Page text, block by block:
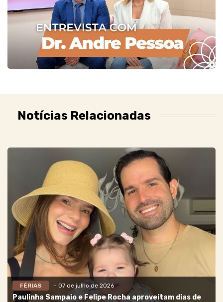
Notícias Relacionadas
FÉRIAS - 07 de julho de 2026
Paulinha Sampaio e Felipe Rocha aproveitam dias de